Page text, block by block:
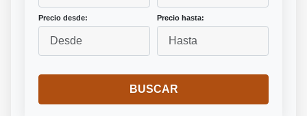
Precio desde: Precio hasta:
BUSCAR